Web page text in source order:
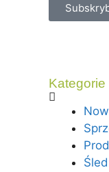
Kategorie